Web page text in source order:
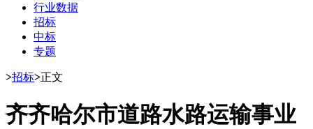
行业数据
招标
中标
专题
>招标>正文
齐齐哈尔市道路水路运输事业